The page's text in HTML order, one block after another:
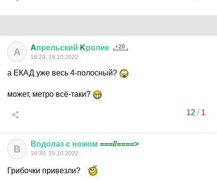
A Aпрельский Kролик
16:29, 19.10.2022
а ЕКАД уже весь 4-полосный?
может, метро всё-таки?
12 / 1
В Водолаз с ножом ===//====>
16:30, 19.10.2022
Грибочки привезли?